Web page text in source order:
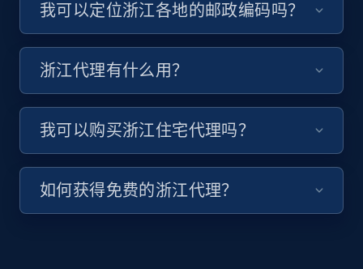
我可以定位浙江各地的邮政编码吗？
浙江代理有什么用？
我可以购买浙江住宅代理吗？
如何获得免费的浙江代理？